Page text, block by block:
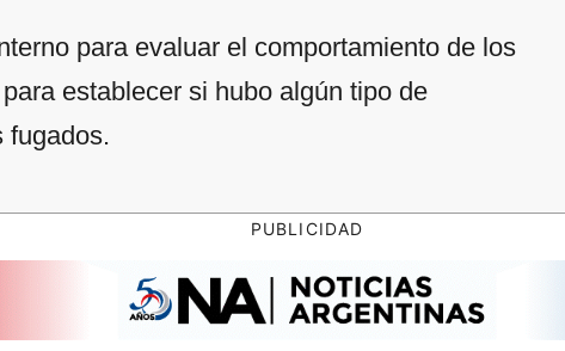
para evaluar el comportamiento de los
establecer si hubo algún tipo de
fugados.
PUBLICIDAD